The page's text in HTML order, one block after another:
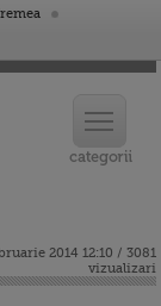
2014 12:10 / 3081
vizualizari